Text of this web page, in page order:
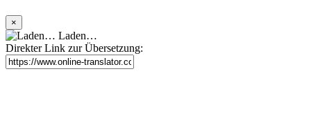
×
Laden…
Direkter Link zur Übersetzung: